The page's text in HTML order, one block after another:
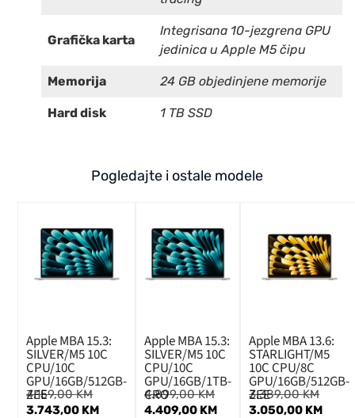
Grafička karta
Integrisana 10-jezgrena GPU
jedinica u Apple M5 čipu
Memorija 24 GB objedinjene memorije
Hard disk 1 TB SSD
Pogledajte i ostale modele
Apple MBA 15.3:
SILVER/M5 10C
CPU/10C
GPU/16GB/512GB-
ZEE
4.159,00KM
3.743,00 KM
Apple MBA 15.3:
SILVER/M5 10C
CPU/10C
GPU/16GB/1TB-
CRO
4.899,00KM
4.409,00 KM
Apple MBA 13.6:
STARLIGHT/M5
10C CPU/8C
GPU/16GB/512GB-
ZEE
3.389,00KM
3.050,00 KM